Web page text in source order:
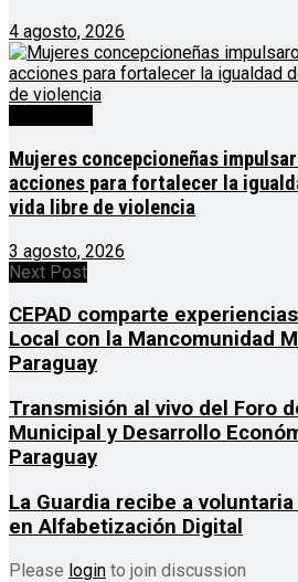
4 agosto, 2026
Mujeres concepcioneñas
acciones para fortalecer la
vida libre de violencia
3 agosto, 2026
Next Post
CEPAD comparte
Local con la Mancomunidad
Paraguay
Transmisión al vivo del Foro
Municipal y Desarrollo
Paraguay
La Guardia recibe a
en Alfabetización Digital
Please login to join discussion